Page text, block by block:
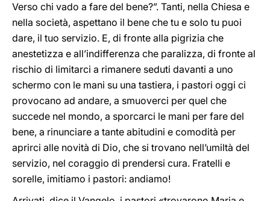
Verso chi vado a fare del bene?”. Tanti, nella Chiesa e
nella società, aspettano il bene che tu e solo tu puoi
dare, il tuo servizio. E, di fronte alla pigrizia che
anestetizza e all’indifferenza che paralizza, di fronte al
rischio di limitarci a rimanere seduti davanti a uno
schermo con le mani su una tastiera, i pastori oggi ci
provocano ad andare, a smuoverci per quel che
succede nel mondo, a sporcarci le mani per fare del
bene, a rinunciare a tante abitudini e comodità per
aprirci alle novità di Dio, che si trovano nell’umiltà del
servizio, nel coraggio di prendersi cura. Fratelli e
sorelle, imitiamo i pastori: andiamo!